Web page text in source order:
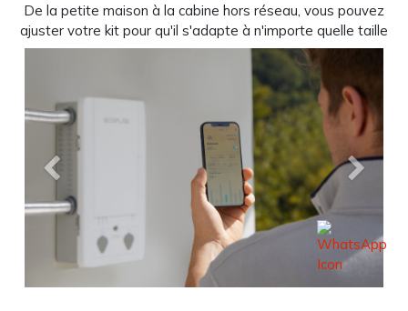
De la petite maison à la cabine hors réseau, vous pouvez
ajuster votre kit pour qu'il s'adapte à n'importe quelle taille
Précedent Suivant